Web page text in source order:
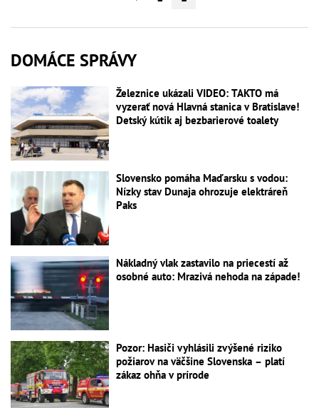
DOMÁCE SPRÁVY
Železnice ukázali VIDEO: TAKTO má
vyzerať nová Hlavná stanica v Bratislave!
Detský kútik aj bezbarierové toalety
Slovensko pomáha Maďarsku s vodou:
Nízky stav Dunaja ohrozuje elektráreň
Paks
Nákladný vlak zastavilo na priecestí až
osobné auto: Mrazivá nehoda na západe!
Pozor: Hasiči vyhlásili zvýšené riziko
požiarov na väčšine Slovenska – platí
zákaz ohňa v prírode